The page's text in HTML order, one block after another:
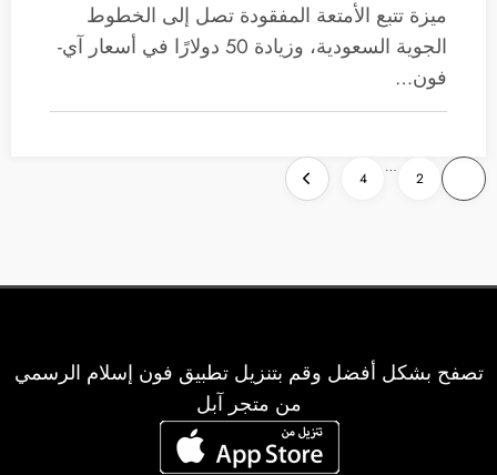
ميزة تتبع الأمتعة المفقودة تصل إلى الخطوط
الجوية السعودية، وزيادة 50 دولارًا في أسعار آي-
فون…
تعدد
صفحات
2
…
4
تصفح بشكل أفضل وقم بتنزيل تطبيق فون إسلام الرسمي
من متجر آبل